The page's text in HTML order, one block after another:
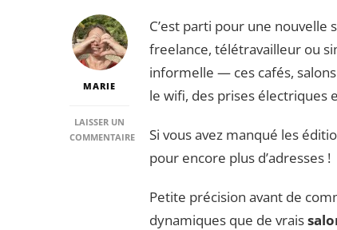
MARIE
LAISSER UN
COMMENTAIRE
C’est parti pour une nouvelle
freelance, télétravailleur ou
informelle — ces cafés,
le wifi, des prises électriques
Si vous avez manqué les
pour encore plus d’adresses !
Petite précision avant de
dynamiques que de vrais